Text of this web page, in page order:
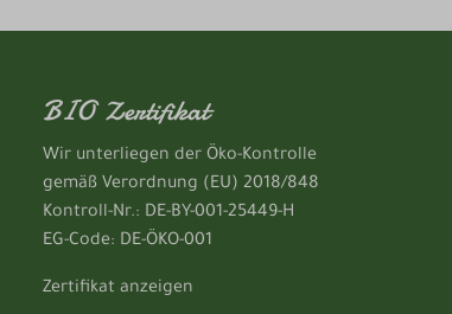
BIO Zertifikat
Wir unterliegen der Öko-Kontrolle
gemäß Verordnung (EU) 2018/848
Kontroll-Nr.: DE-BY-001-25449-H
EG-Code: DE-ÖKO-001
Zertifikat anzeigen